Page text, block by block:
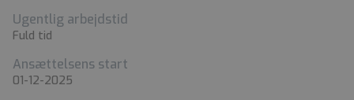
Ugentlig arbejdstid
Fuld tid
Ansættelsens start
01-12-2025